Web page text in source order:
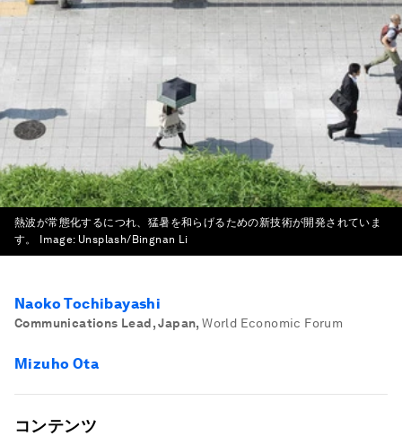
熱波が常態化するにつれ、猛暑を和らげるための新技術が開発されていま
す。
Image: Unsplash/Bingnan Li
Naoko Tochibayashi
Communications Lead, Japan, World Economic Forum
Mizuho Ota
コンテンツ